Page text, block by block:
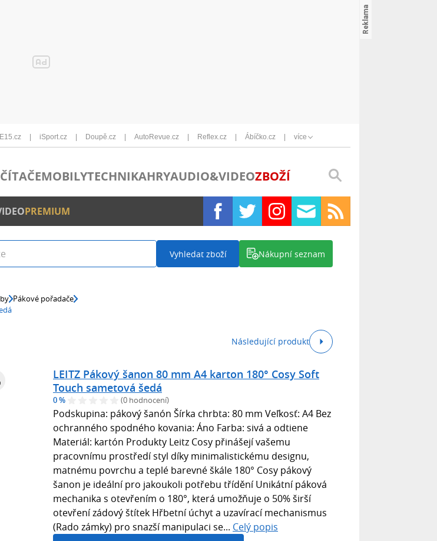
E15.cz iSport.cz Doupě.cz AutoRevue.cz Reflex.cz Ábíčko.cz více
MOBILYTECHNIKAHRYAUDIO&VIDEOZBOŽÍ
PREMIUM
Vyhledat zboží Nákupní seznam
Pákové pořadače
Následující produkt
LEITZ Pákový šanon 80 mm A4 karton 180° Cosy Soft
Touch sametová šedá
0 % (0 hodnocení)
Podskupina: pákový šanón Šírka chrbta: 80 mm Veľkosť: A4 Bez
ochranného spodného kovania: Áno Farba: sivá a odtiene
Materiál: kartón Produkty Leitz Cosy přinášejí vašemu
pracovnímu prostředí styl díky minimalistickému designu,
matnému povrchu a teplé barevné škále 180° Cosy pákový
šanon je ideální pro jakoukoli potřebu třídění Unikátní páková
mechanika s otevřením o 180°, která umožňuje o 50% širší
otevření zádový štítek Hřbetní úchyt a uzavírací mechanismus
(Rado zámky) pro snazší manipulaci se... Celý popis